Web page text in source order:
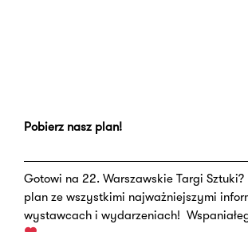
Pobierz nasz plan!
Gotowi na 22. Warszawskie Targi Sztuki?
plan ze wszystkimi najważniejszymi
wystawcach i wydarzeniach!